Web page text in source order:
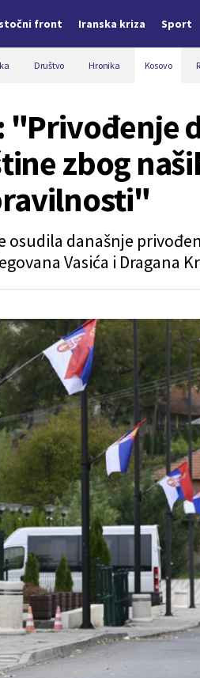
front Iranska kriza Sport
Društvo Hronika Kosovo
"Privođenje
zbog
osudila današnje
Vasića i Dragana